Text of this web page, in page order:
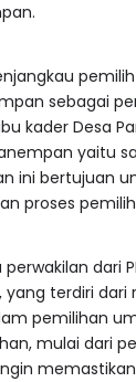
sebagai
kader Desa
yaitu
ini bertujuan
proses
dari
terdiri dari
pemilihan
mulai dari